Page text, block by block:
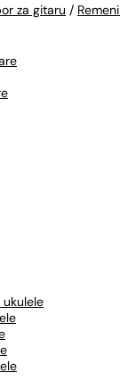
ukulele
za gitaru /